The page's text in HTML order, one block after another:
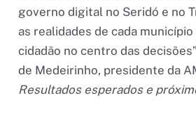
governo digital no Seridó e no
as realidades de cada
cidadão no centro das
de Medeirinho, presidente da
Resultados esperados e